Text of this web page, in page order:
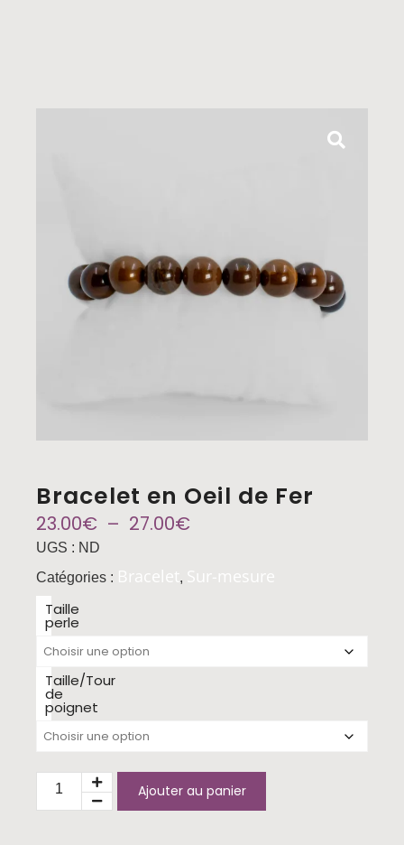
Bracelet en Oeil de Fer
23.00€ – 27.00€
UGS : ND
Catégories : Bracelet, Sur-mesure
Taille
perle
Taille/Tour
de
poignet
Ajouter au panier